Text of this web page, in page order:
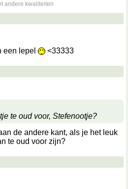
andere kwaliteiten
een lepel <33333
te oud voor, Stefenootje?
de andere kant, als je het leuk
te oud voor zijn?